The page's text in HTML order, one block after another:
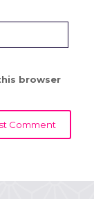
browser